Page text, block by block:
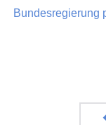
Bundesregierung